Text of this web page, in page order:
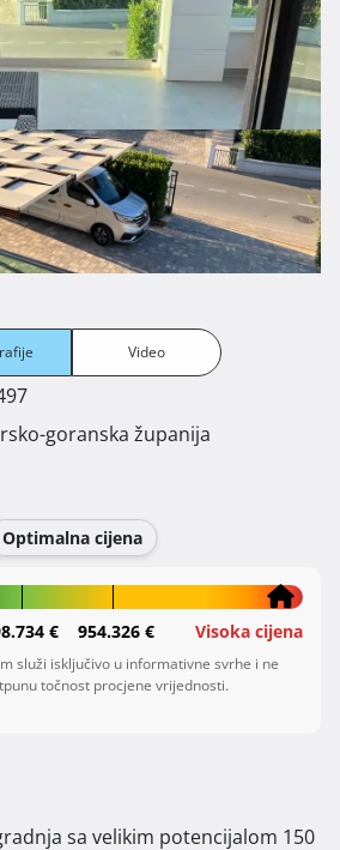
Video
goranska županija
Optimalna cijena
€ 954.326 € Visoka cijena
služi isključivo u informativne svrhe i ne
točnost procjene vrijednosti.